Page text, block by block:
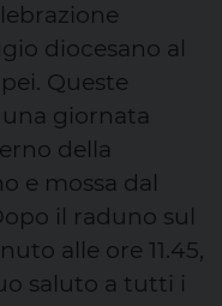
diocesano al
Queste
giornata
della
e mossa dal
il raduno sul
alle ore 11.45,
saluto a tutti i